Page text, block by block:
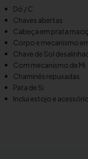
Y
a
m
a
h
a
Y
F
L
Dó / C
Chaves abertas
Cabeça em prata
Corpo e mecanismo
Chave de Sol
Com mecanismo de Mi
Chaminés repuxadas
Pata de Si
Inclui estojo e